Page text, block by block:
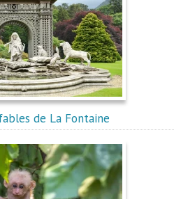
de La Fontaine